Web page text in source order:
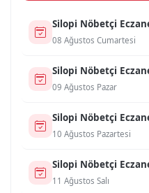
Si̇lopi̇ Nöbetçi
08 Ağustos Cumartesi
Si̇lopi̇ Nöbetçi
09 Ağustos Pazar
Si̇lopi̇ Nöbetçi
10 Ağustos Pazartesi
Si̇lopi̇ Nöbetçi
11 Ağustos Salı